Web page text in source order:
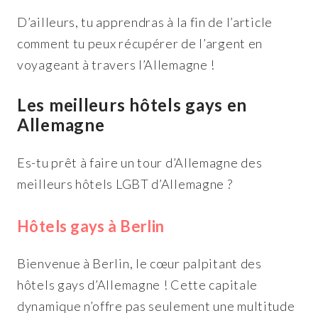
D’ailleurs, tu apprendras à la fin de l’article
comment tu peux récupérer de l’argent en
voyageant à travers l’Allemagne !
Les meilleurs hôtels gays en
Allemagne
Es-tu prêt à faire un tour d’Allemagne des
meilleurs hôtels LGBT d’Allemagne ?
Hôtels gays à Berlin
Bienvenue à Berlin, le cœur palpitant des
hôtels gays d’Allemagne ! Cette capitale
dynamique n’offre pas seulement une multitude